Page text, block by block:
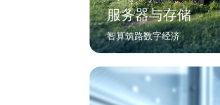
服务器与存储
智算筑路数字经济